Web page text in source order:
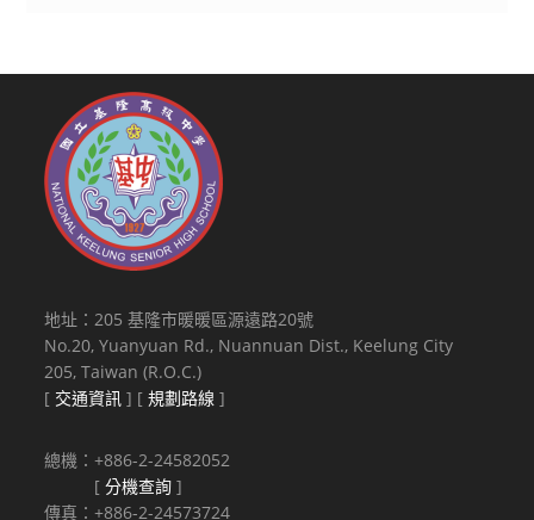
地址：205 基隆市暖暖區源遠路20號
No.20, Yuanyuan Rd., Nuannuan Dist., Keelung City
205, Taiwan (R.O.C.)
[ 交通資訊 ] [規劃路線 ]
總機：+886-2-24582052
[分機查詢 ]
傳真：+886-2-24573724